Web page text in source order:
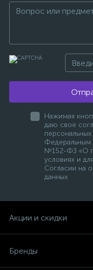
Нажимая
даю свое
Федеральным
№152-ФЗ «О
условиях и
Согласии на
данных
Акции и скидки
Бренды